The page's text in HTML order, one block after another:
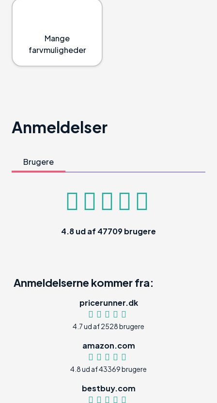
Mange
farvmuligheder
Anmeldelser
Brugere
4.8ud af 47709brugere
Anmeldelserne kommer fra:
pricerunner.dk
4.7 ud af 2528 brugere
amazon.com
4.8 ud af 43369 brugere
bestbuy.com